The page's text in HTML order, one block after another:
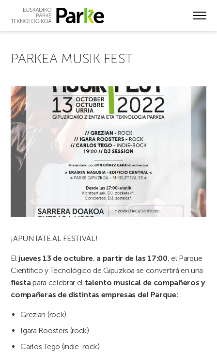
PARKEA MUSIK FEST
¡APÚNTATE AL FESTIVAL!
El jueves 13 de octubre, a partir de las 17:00, el Parque
Científico y Tecnológico de Gipuzkoa se convertirá en una
fiesta para celebrar el talento musical de compañeros y
compañeras de distintas empresas del Parque:
Grezian (rock)
Igara Roosters (rock)
Carlos Tego (indie-rock)